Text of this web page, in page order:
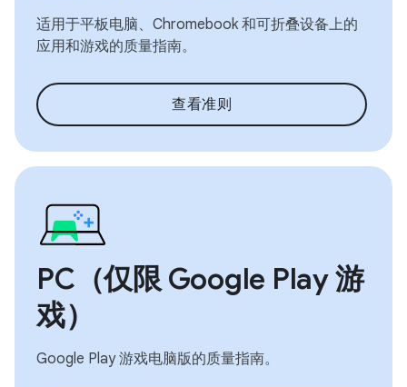
适用于平板电脑、Chromebook 和可折叠设备上的
应用和游戏的质量指南。
查看准则
PC（仅限 Google Play 游
戏）
Google Play 游戏电脑版的质量指南。